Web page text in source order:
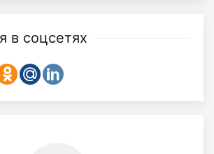
в соцсетях